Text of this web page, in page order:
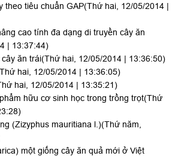
theo tiêu chuẩn GAP(Thứ hai, 12/05/2014 |
cao tính đa dạng di truyền cây ăn
| 13:37:44)
ăn trái(Thứ hai, 12/05/2014 | 13:36:50)
hai, 12/05/2014 | 13:36:05)
hai, 12/05/2014 | 13:35:21)
hữu cơ sinh học trong trồng trọt(Thứ
(Zizyphus mauritiana l.)(Thứ năm,
một giống cây ăn quả mới ở Việt